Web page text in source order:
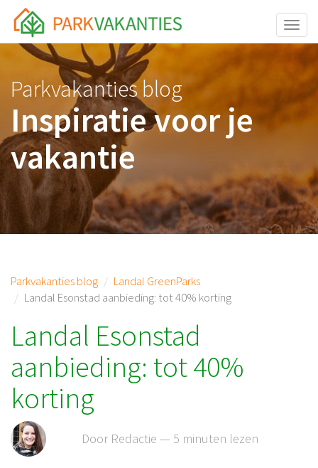
<body id="page-top">
Parkvakanties blog
Inspiratie voor je
vakantie
Parkvakanties blog
Landal GreenParks
Landal Esonstad aanbieding: tot 40% korting
Landal Esonstad
aanbieding: tot 40%
korting
Door Redactie — 5 minuten lezen